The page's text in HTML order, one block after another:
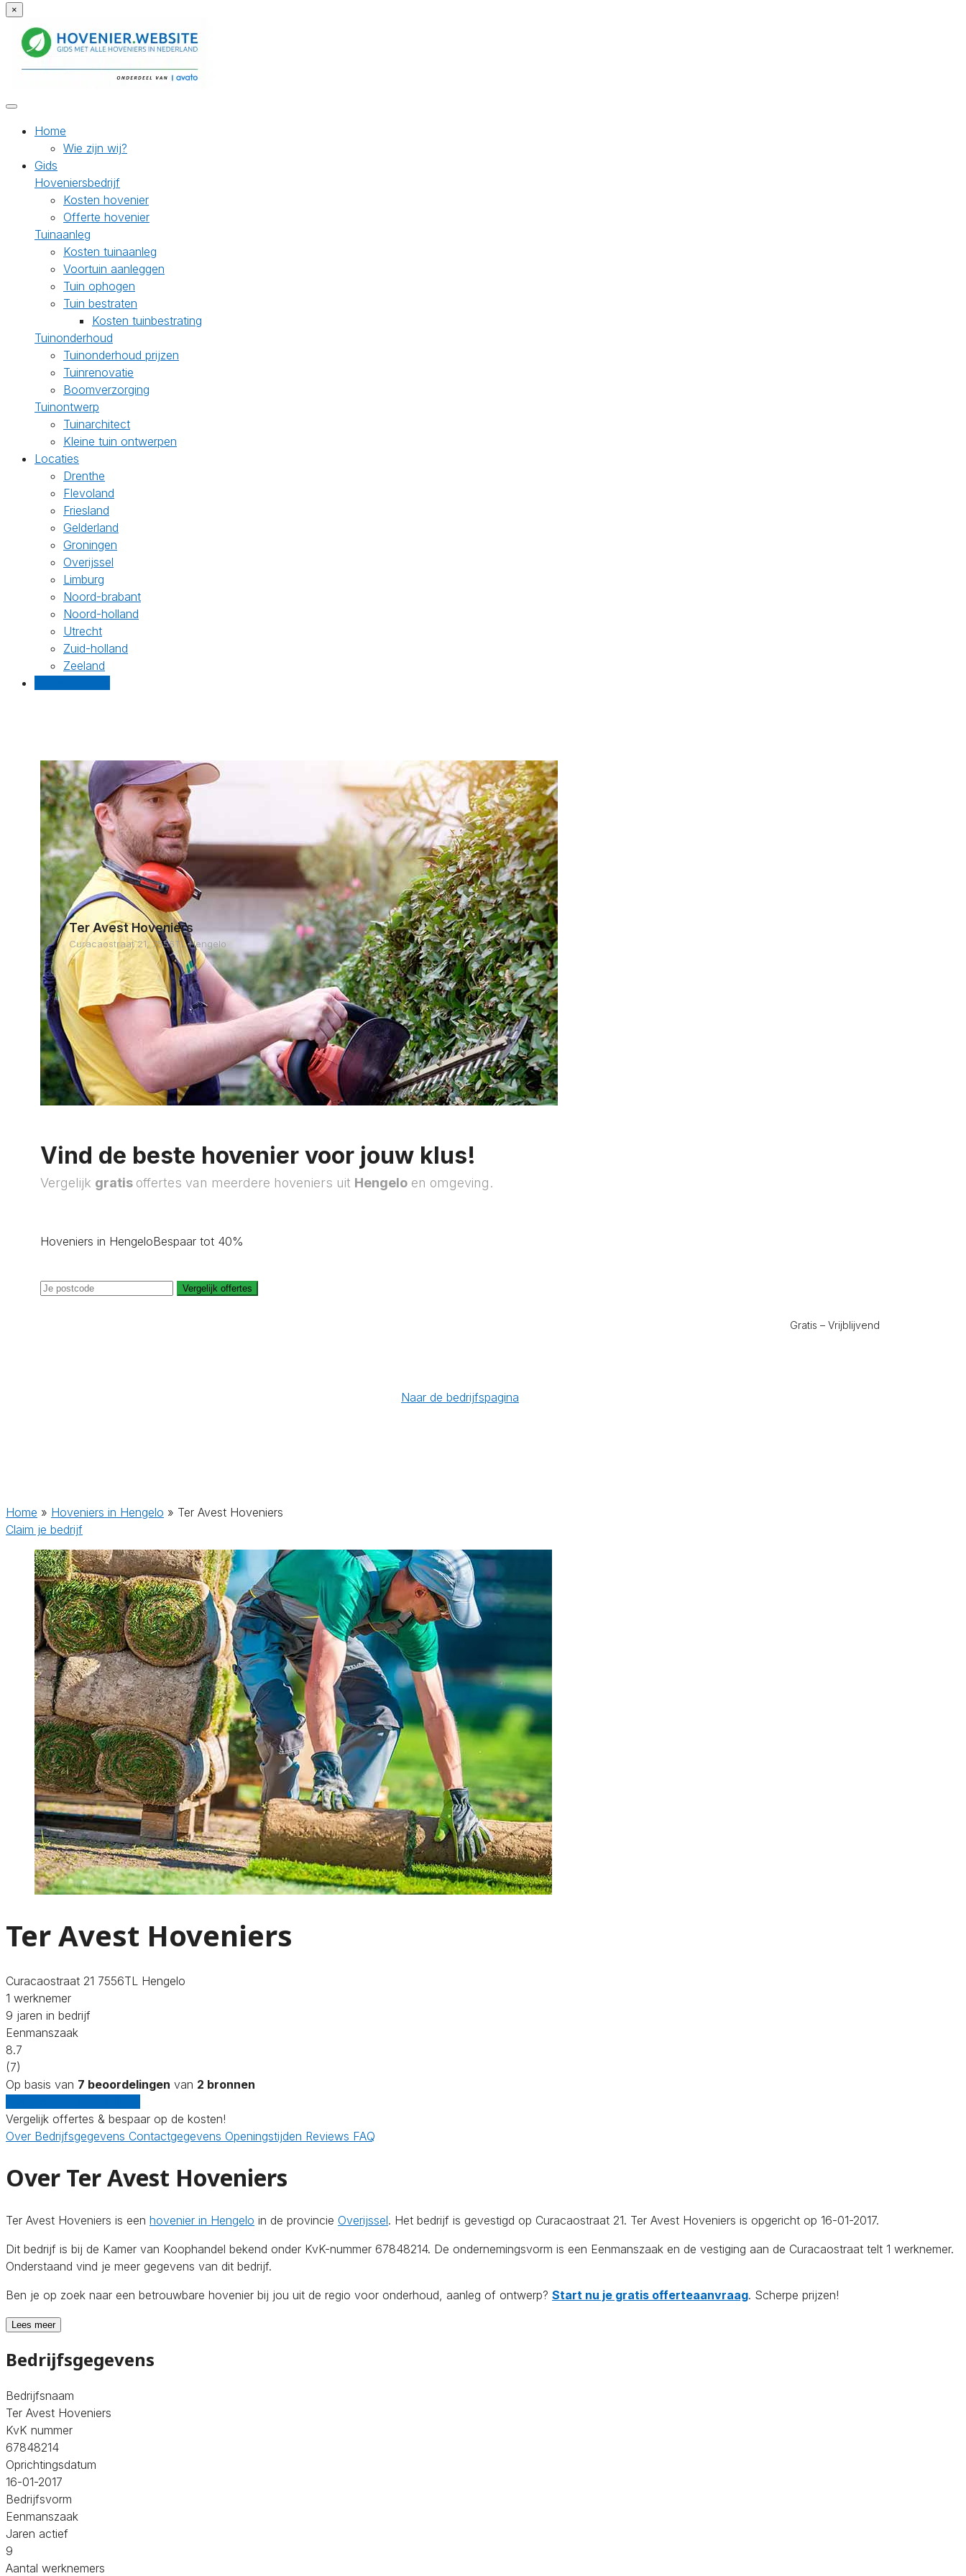
×
Home
Wie zijn wij?
Gids
Hoveniersbedrijf
Kosten hovenier
Offerte hovenier
Tuinaanleg
Kosten tuinaanleg
Voortuin aanleggen
Tuin ophogen
Tuin bestraten
Kosten tuinbestrating
Tuinonderhoud
Tuinonderhoud prijzen
Tuinrenovatie
Boomverzorging
Tuinontwerp
Tuinarchitect
Kleine tuin ontwerpen
Locaties
Drenthe
Flevoland
Friesland
Gelderland
Groningen
Overijssel
Limburg
Noord-brabant
Noord-holland
Utrecht
Zuid-holland
Zeeland
Ter Avest Hoveniers
Curacaostraat 21, 7556TL Hengelo
Vind de beste hovenier voor jouw klus!
Vergelijk gratis offertes van meerdere hoveniers uit Hengelo en omgeving.
Hoveniers in HengeloBespaar tot 40%
Vergelijk offertes
Gratis – Vrijblijvend
Naar de bedrijfspagina
Home » Hoveniers in Hengelo » Ter Avest Hoveniers
Claim je bedrijf
Ter Avest Hoveniers
Curacaostraat 21 7556TL Hengelo
1 werknemer
9 jaren in bedrijf
Eenmanszaak
8.7
(7)
Op basis van 7 beoordelingen van 2 bronnen
Vergelijk offertes & bespaar op de kosten!
Over Bedrijfsgegevens Contactgegevens Openingstijden Reviews FAQ
Over Ter Avest Hoveniers
Ter Avest Hoveniers is een hovenier in Hengelo in de provincie Overijssel. Het bedrijf is gevestigd op Curacaostraat 21. Ter Avest Hoveniers is opgericht op 16-01-2017.
Dit bedrijf is bij de Kamer van Koophandel bekend onder KvK-nummer 67848214. De ondernemingsvorm is een Eenmanszaak en de vestiging aan de Curacaostraat telt 1 werknemer.
Onderstaand vind je meer gegevens van dit bedrijf.
Ben je op zoek naar een betrouwbare hovenier bij jou uit de regio voor onderhoud, aanleg of ontwerp? Start nu je gratis offerteaanvraag. Scherpe prijzen!
Lees meer
Bedrijfsgegevens
Bedrijfsnaam
Ter Avest Hoveniers
KvK nummer
67848214
Oprichtingsdatum
16-01-2017
Bedrijfsvorm
Eenmanszaak
Jaren actief
9
Aantal werknemers